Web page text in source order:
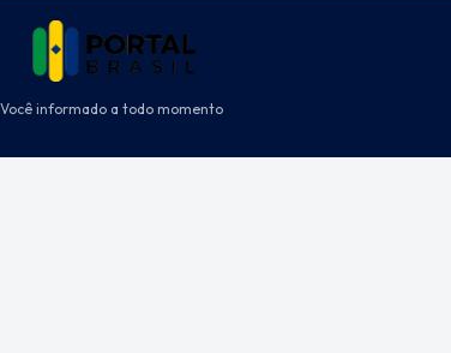
Você informado a todo momento